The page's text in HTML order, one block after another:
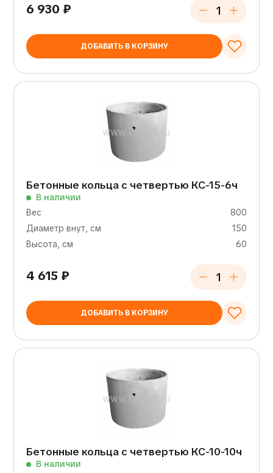
6 930 ₽
ДОБАВИТЬ В КОРЗИНУ
Бетонные кольца с четвертью КС-15-6ч
В наличии
Вес
800
Диаметр внут, см
150
Высота, см
60
4 615 ₽
ДОБАВИТЬ В КОРЗИНУ
Бетонные кольца с четвертью КС-10-10ч
В наличии